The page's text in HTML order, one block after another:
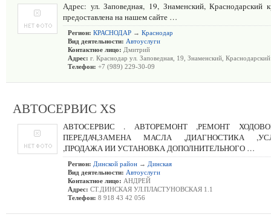
Адрес: ул. Заповедная, 19, Знаменский, Краснодарский
предоставлена на нашем сайте …
Регион: КРАСНОДАР → Краснодар
Вид деятельности: Автоуслуги
Контактное лицо: Дмитрий
Адрес: г. Краснодар ул. Заповедная, 19, Знаменский,
Телефон: +7 (989) 229-30-09
АВТОСЕРВИС XS
АВТОСЕРВИС . АВТОРЕМОНТ ,РЕМОНТ
ПЕРЕДАЧ,ЗАМЕНА МАСЛА ,ДИАГНОСТИКА
,ПРОДАЖА ИИ УСТАНОВКА ДОПОЛНИТЕЛЬНОГО …
Регион: Динской район → Динская
Вид деятельности: Автоуслуги
Контактное лицо: АНДРЕЙ
Адрес: СТ.ДИНСКАЯ УЛ.ПЛАСТУНОВСКАЯ 1.1
Телефон: 8 918 43 42 056